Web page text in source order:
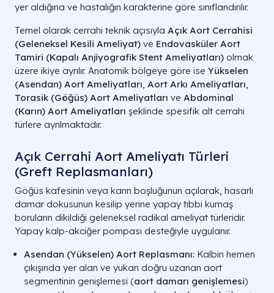
yer aldığına ve hastalığın karakterine göre sınıflandırılır.
Temel olarak cerrahi teknik açısıyla Açık Aort Cerrahisi
(Geleneksel Kesili Ameliyat) ve Endovasküler Aort
Tamiri (Kapalı Anjiyografik Stent Ameliyatları) olmak
üzere ikiye ayrılır. Anatomik bölgeye göre ise Yükselen
(Asendan) Aort Ameliyatları, Aort Arkı Ameliyatları,
Torasik (Göğüs) Aort Ameliyatları ve Abdominal
(Karın) Aort Ameliyatları şeklinde spesifik alt cerrahi
türlere ayrılmaktadır.
Açık Cerrahi Aort Ameliyatı Türleri
(Greft Replasmanları)
Göğüs kafesinin veya karın boşluğunun açılarak, hasarlı
damar dokusunun kesilip yerine yapay tıbbi kumaş
boruların dikildiği geleneksel radikal ameliyat türleridir.
Yapay kalp-akciğer pompası desteğiyle uygulanır.
Asendan (Yükselen) Aort Replasmanı: Kalbin hemen
çıkışında yer alan ve yukarı doğru uzanan aort
segmentinin genişlemesi (aort damarı genişlemesi)